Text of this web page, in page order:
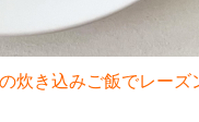
炊き込みご飯でレーズ